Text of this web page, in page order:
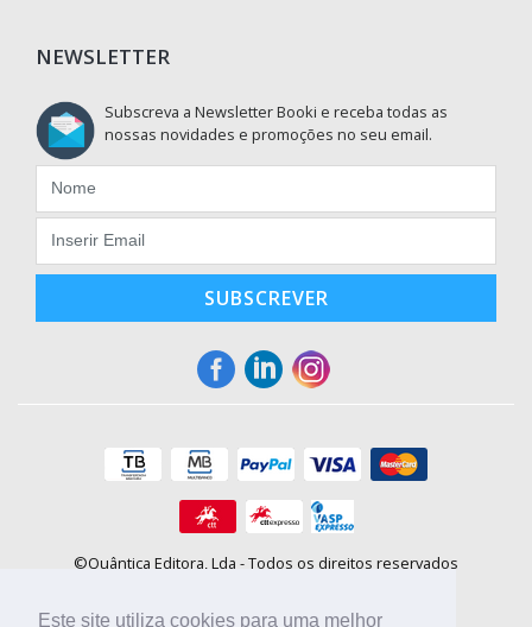
Este site utiliza cookies para uma melhor
NEWSLETTER
Subscreva a Newsletter Booki e receba todas as
nossas novidades e promoções no seu email.
SUBSCREVER
©Quântica Editora, Lda - Todos os direitos reservados
E-mail: info@booki.pt